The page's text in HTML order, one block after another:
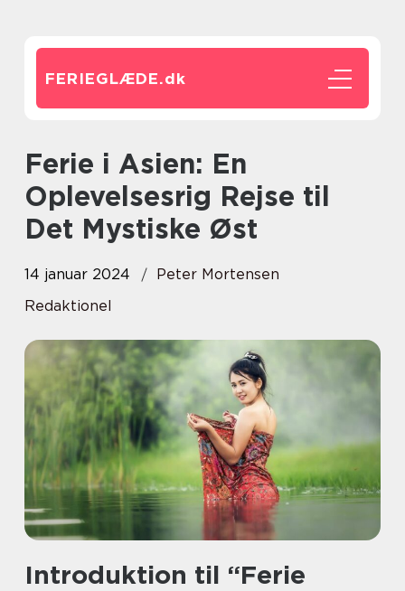
FERIEGLÆDE.dk
Ferie i Asien: En
Oplevelsesrig Rejse til
Det Mystiske Øst
14 januar 2024
Peter Mortensen
Redaktionel
Introduktion til “Ferie